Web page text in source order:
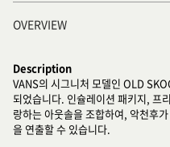
OVERVIEW
Description
VANS의 시그니처 모델인 OLD
되었습니다. 인슐레이션 패키지, 프
랑하는 아웃솔을 조합하여, 악천후
을 연출할 수 있습니다.